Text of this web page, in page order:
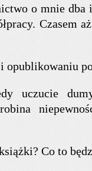
o mnie dba
Czasem
opublikowaniu
uczucie
Co to